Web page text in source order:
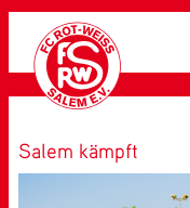
Salem kämpft